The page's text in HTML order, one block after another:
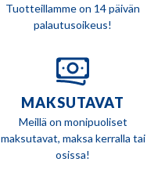
Tuotteillamme on 14 päivän
palautusoikeus!
MAKSUTAVAT
Meillä on monipuoliset
maksutavat, maksa kerralla tai
osissa!